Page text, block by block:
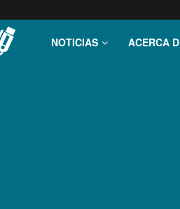
NOTICIAS ACERCA